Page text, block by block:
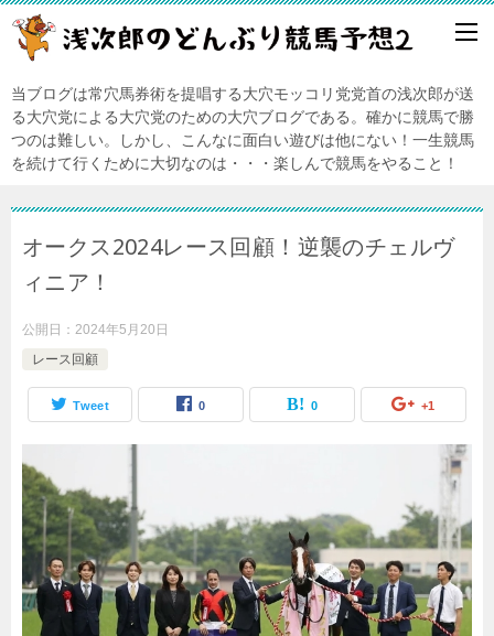
当ブログは常穴馬券術を提唱する大穴モッコリ党党首の浅次郎が送
る大穴党による大穴党のための大穴ブログである。確かに競馬で勝
つのは難しい。しかし、こんなに面白い遊びは他にない！一生競馬
を続けて行くために大切なのは・・・楽しんで競馬をやること！
オークス2024レース回顧！逆襲のチェルヴ
ィニア！
公開日： 2024年5月20日
レース回顧
Tweet 0 0 +1